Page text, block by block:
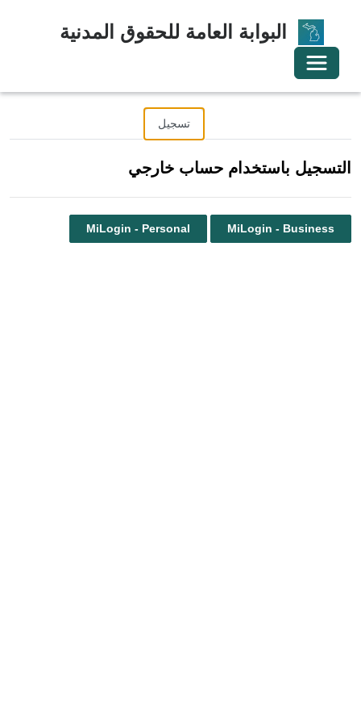
البوابة العامة للحقوق المدنية
تبديل التنقل
تسجيل
التسجيل باستخدام حساب خارجي
MiLogin - Business
MiLogin - Personal